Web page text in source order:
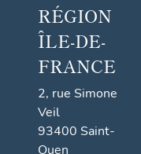
RÉGION
ÎLE-DE-
FRANCE
2, rue Simone
Veil
93400 Saint-
Ouen